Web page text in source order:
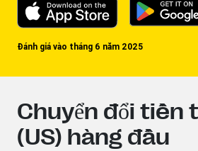
Đánh giá vào tháng 6 năm 2025
Chuyển đổi tiền
(US) hàng đầu